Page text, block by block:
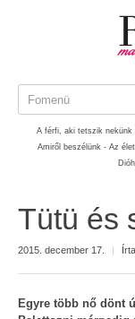
Fomenü
A férfi, aki tetszik nekünk
Amiről beszélünk - Az
Tütü és
2015. december 17. |
Egyre több nő dönt